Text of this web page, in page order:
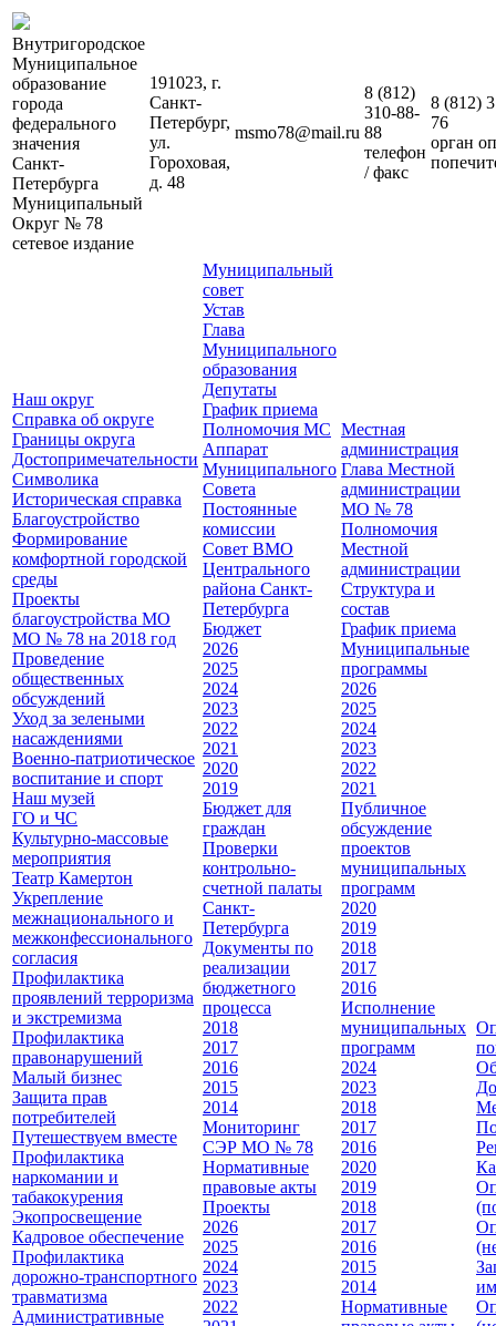
Внутригородское
Муниципальное
образование
города
федерального
значения
Санкт-
Петербурга
Муниципальный
Округ № 78
сетевое издание
191023, г.
Санкт-
Петербург,
ул.
Гороховая,
д. 48
msmo78@mail.ru
8 (812)
310-88-
88
телефон
/ факс
8 (812)
76
орган
Наш округ
Справка об округе
Границы округа
Достопримечательности
Символика
Историческая справка
Благоустройство
Формирование
комфортной городской
среды
Проекты
благоустройства МО
МО № 78 на 2018 год
Проведение
общественных
обсуждений
Уход за зелеными
насаждениями
Военно-патриотическое
воспитание и спорт
Наш музей
ГО и ЧС
Культурно-массовые
мероприятия
Театр Камертон
Укрепление
межнационального и
межконфессионального
согласия
Профилактика
проявлений терроризма
и экстремизма
Профилактика
правонарушений
Малый бизнес
Защита прав
потребителей
Путешествуем вместе
Профилактика
наркомании и
табакокурения
Экопросвещение
Кадровое обеспечение
Профилактика
дорожно-транспортного
травматизма
Административные
Муниципальный
совет
Устав
Глава
Муниципального
образования
Депутаты
График приема
Полномочия МС
Аппарат
Муниципального
Совета
Постоянные
комиссии
Совет ВМО
Центрального
района Санкт-
Петербурга
Бюджет
2026
2025
2024
2023
2022
2021
2020
2019
Бюджет для
граждан
Проверки
контрольно-
счетной палаты
Санкт-
Петербурга
Документы по
реализации
бюджетного
процесса
2018
2017
2016
2015
2014
Мониторинг
СЭР МО № 78
Нормативные
правовые акты
Проекты
2026
2025
2024
2023
2022
Местная
администрация
Глава Местной
администрации
МО № 78
Полномочия
Местной
администрации
Cтруктура и
состав
График приема
Муниципальные
программы
2026
2025
2024
2023
2022
2021
Публичное
обсуждение
проектов
муниципальных
программ
2020
2019
2018
2017
2016
Исполнение
муниципальных
программ
2024
2023
2018
2017
2016
2020
2019
2018
2017
2016
2015
2014
Нормативные